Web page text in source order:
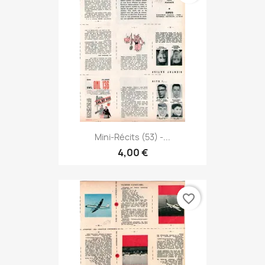
Mini-Récits (53) -...
4,00 €
favorite_border